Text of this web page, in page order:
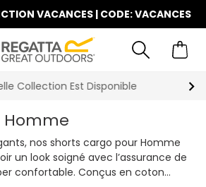
VACANCES | CODE: VACANCES
Collection Est Disponible
Homme
nos shorts cargo pour Homme
un look soigné avec l’assurance de
confortable. Conçus en coton